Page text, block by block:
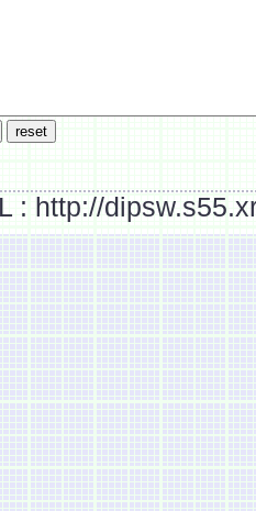
: http://